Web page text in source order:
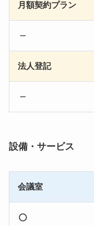
月額契約プラン
法人登記
設備・サービス
会議室